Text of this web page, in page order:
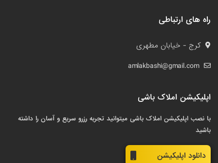
راه های ارتباطی
کرج - خیابان مطهری
amlakbashi@gmail.com
اپلیکیشن املاک باشی
با نصب اپلیکیشن املاک باشی میتوانید تجربه رزرو سریع و آسان را داشته
باشید
دانلود اپلیکیشن